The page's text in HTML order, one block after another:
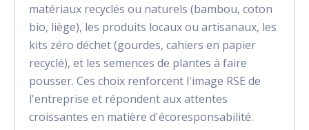
matériaux recyclés ou naturels (bambou, coton
bio, liège), les produits locaux ou artisanaux, les
kits zéro déchet (gourdes, cahiers en papier
recyclé), et les semences de plantes à faire
pousser. Ces choix renforcent l'image RSE de
l'entreprise et répondent aux attentes
croissantes en matière d'écoresponsabilité.